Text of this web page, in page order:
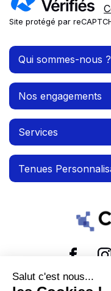
Site protégé par
Qui sommes-nous ?
Nos engagements
Services
Tenues
Salut c'est nous...